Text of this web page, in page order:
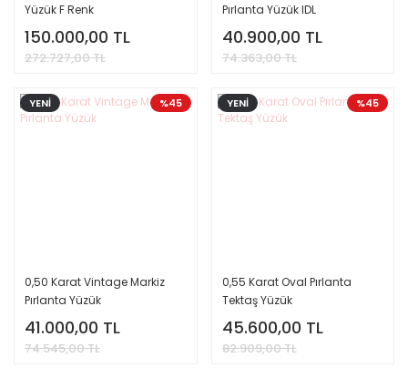
Yüzük F Renk
150.000,00 TL
272.727,00 TL
Pırlanta Yüzük IDL
Uluslararası Sertifika
40.900,00 TL
74.363,00 TL
%45
YENİ
0,50 Karat Vintage Markiz
Pırlanta Yüzük
41.000,00 TL
74.545,00 TL
%45
YENİ
0,55 Karat Oval Pırlanta
Tektaş Yüzük
45.600,00 TL
82.909,00 TL